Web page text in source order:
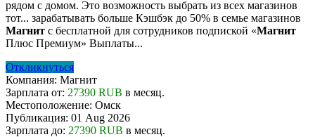
рядом с домом. Это возможность выбрать из всех магазинов
тот... зарабатывать больше Кэшбэк до 50% в семье магазинов
Магнит с бесплатной для сотрудников подпиской «Магнит
Плюс Премиум» Выплаты...
Откликнуться
Компания: Магнит
Зарплата от: 27390 RUB в месяц.
Местоположение: Омск
Публикация: 01 Aug 2026
Зарплата до: 27390 RUB в месяц.